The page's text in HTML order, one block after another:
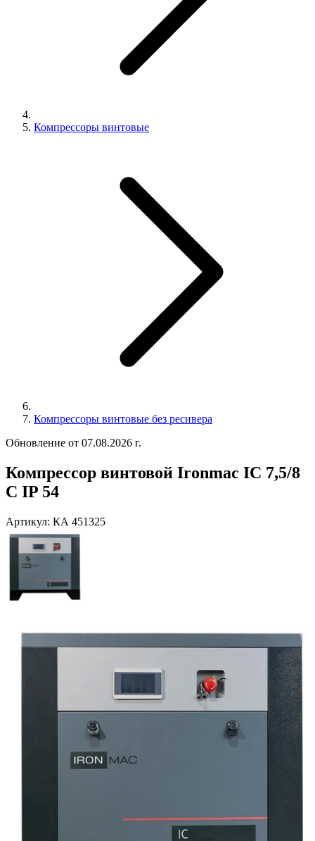
Компрессоры винтовые
Компрессоры винтовые без ресивера
Обновление от 07.08.2026 г.
Компрессор винтовой Ironmac IC 7,5/8
C IP 54
Артикул: КА 451325